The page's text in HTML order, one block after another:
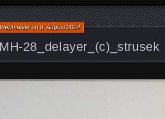
28_delayer_(c)_strusek
Webmasteron8. August 2024